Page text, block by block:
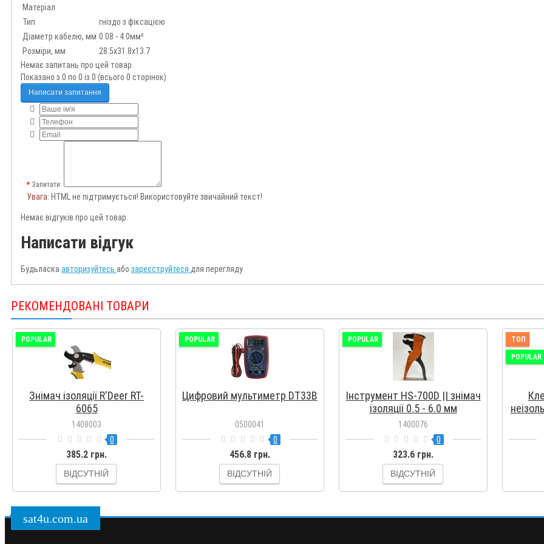
Матеріал
Тип
гніздо з фіксацією
Діаметр кабелю, мм 0.08 - 4.0мм²
Розміри, мм
28.5х31.8х13.7
Немає запитань про цей товар.
Показано з 0 по 0 із 0 (всього 0 сторінок)
Написати запитання
Запитати:
Увага: HTML не підтримується! Використовуйте звичайний текст!
Немає відгуків про цей товар.
Написати відгук
Будьласка авторизуйтесь або зареєструйтеся для перегляду
РЕКОМЕНДОВАНІ ТОВАРИ
POPULAR
Знімач ізоляції R'Deer RT-
6065
1408003
0
385.2 грн.
ВІДСУТНІЙ
POPULAR
Цифровий мультиметр DT33B
0500041
0
456.8 грн.
ВІДСУТНІЙ
POPULAR
Інструмент HS-700D || знімач
ізоляціі 0.5 - 6.0 мм
1400076
0
323.6 грн.
ВІДСУТНІЙ
ТОП
POPULAR
sat4u.com.ua